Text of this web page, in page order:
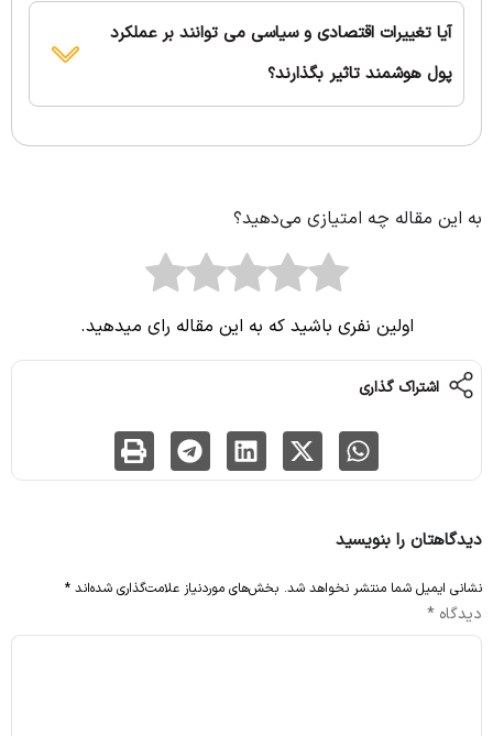
آیا تغییرات اقتصادی و سیاسی می توانند بر عملکرد
پول هوشمند تاثیر بگذارند؟
به این مقاله چه امتیازی می‌دهید؟
اولین نفری باشید که به این مقاله رای میدهید.
اشتراک گذاری
دیدگاهتان را بنویسید
نشانی ایمیل شما منتشر نخواهد شد. بخش‌های موردنیاز علامت‌گذاری شده‌اند *
دیدگاه *